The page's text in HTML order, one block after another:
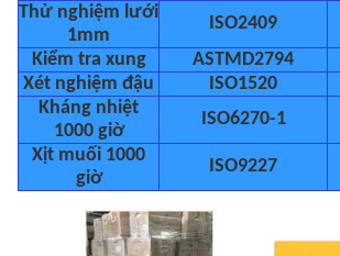
Thử nghiệm lưới
1mm
ISO2409
Kiểm tra xung
ASTMD2794
Xét nghiệm đậu
ISO1520
Kháng nhiệt
1000 giờ
ISO6270-1
Xịt muối 1000
giờ
ISO9227